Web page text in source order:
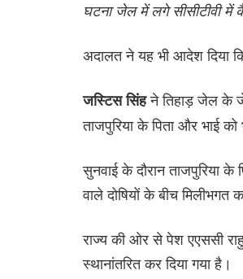
घटना जेल में लगे सीसीटीवी में
अदालत ने यह भी आदेश दिया
जस्टिस सिंहने तिहाड़ जेल के
ताजपुरिया के पिता और भाई को
सुनवाई के दौरान ताजपुरिया
वाले दोषियों के बीच मिलीभगत
राज्य की ओर से पेश एएससी
स्थानांतरित कर दिया गया है।